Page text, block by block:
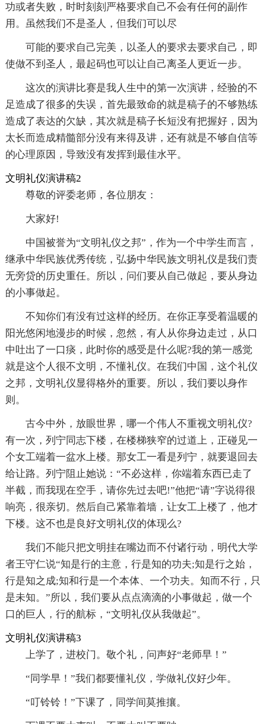
功或者失败，时时刻刻严格要求自己不会有任何的副作
用。虽然我们不是圣人，但我们可以尽
可能的要求自己完美，以圣人的要求去要求自己，即
使做不到圣人，最起码也可以让自己离圣人更近一步。
这次的演讲比赛是我人生中的第一次演讲，经验的不
足造成了很多的失误，首先最致命的就是稿子的不够熟练
造成了表达的欠缺，其次就是稿子长短没有把握好，因为
太长而造成精髓部分没有来得及讲，还有就是不够自信等
的心理原因，导致没有发挥到最佳水平。
文明礼仪演讲稿2
尊敬的评委老师，各位朋友：
大家好!
中国被誉为“文明礼仪之邦”，作为一个中学生而言，
继承中华民族优秀传统，弘扬中华民族文明礼仪是我们责
无旁贷的历史重任。所以，问们要从自己做起，要从身边
的小事做起。
不知你们有没有过这样的经历。在你正享受着温暖的
阳光悠闲地漫步的时候，忽然，有人从你身边走过，从口
中吐出了一口痰，此时你的感受是什么呢?我的第一感觉
就是这个人很不文明，不懂礼仪。在我们中国，这个礼仪
之邦，文明礼仪显得格外的重要。所以，我们要以身作
则。
古今中外，放眼世界，哪一个伟人不重视文明礼仪?
有一次，列宁同志下楼，在楼梯狭窄的过道上，正碰见一
个女工端着一盆水上楼。那女工一看是列宁，就要退回去
给让路。列宁阻止她说：“不必这样，你端着东西已走了
半截，而我现在空手，请你先过去吧!”他把“请”字说得很
响亮，很亲切。然后自己紧靠着墙，让女工上楼了，他才
下楼。这不也是良好文明礼仪的体现么?
我们不能只把文明挂在嘴边而不付诸行动，明代大学
者王守仁说“知是行的主意，行是知的功夫;知是行之始，
行是知之成;知和行是一个本体、一个功夫。知而不行，只
是未知。”所以，我们要从点点滴滴的小事做起，做一个
口的巨人，行的航标，“文明礼仪从我做起”。
文明礼仪演讲稿3
上学了，进校门。敬个礼，问声好“老师早！”
“同学早！”我们都要懂礼仪，学做礼仪好少年。
“叮铃铃！”下课了，同学间莫推攘。